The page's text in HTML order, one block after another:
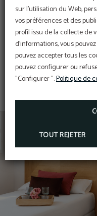
sur l'utilisation du Web,
vos préférences et des
profil issu de la collecte de
d'informations, vous
pouvez accepter tous les
pouvez configurer ou
"Configurer ".Politique de
TOUT REJETER